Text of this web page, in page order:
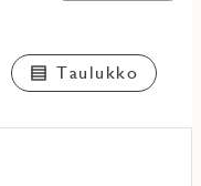
Taulukko